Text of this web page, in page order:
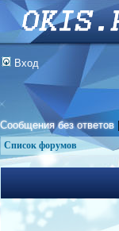
Вход
Сообщения без ответов
Список форумов